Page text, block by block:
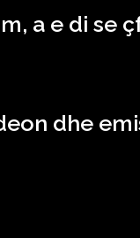
a e di se
dhe